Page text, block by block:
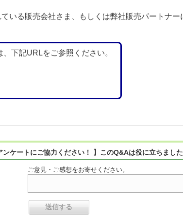
いる販売会社さま、もしくは弊社販売パートナー
下記URLをご参照ください。
ンケートにご協力ください！ 】このQ&Aは役に立ちまし
ご意見・ご感想をお寄せください。